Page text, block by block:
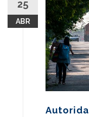
content
25
ABR